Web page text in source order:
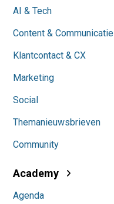
AI & Tech
Content & Communicatie
Klantcontact & CX
Marketing
Social
Themanieuwsbrieven
Community
Academy
Agenda